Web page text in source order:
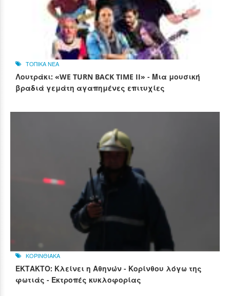
ΤΟΠΙΚΑ ΝΕΑ
Λουτράκι: «WE TURN BACK TIME II» - Μια μουσική
βραδιά γεμάτη αγαπημένες επιτυχίες
ΚΟΡΙΝΘΙΑΚΑ
ΕΚΤΑΚΤΟ: Κλείνει η Αθηνών - Κορίνθου λόγω της
φωτιάς - Εκτροπές κυκλοφορίας